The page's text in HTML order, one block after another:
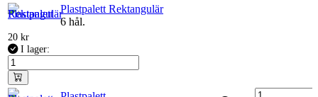
Plastpalett Rektangulär
6 hål.
20 kr
I lager: